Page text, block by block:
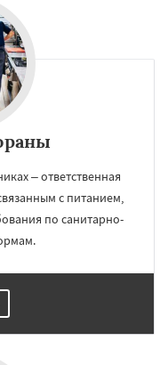
– ответственная
с питанием,
по санитарно-